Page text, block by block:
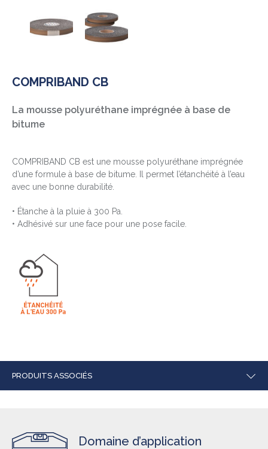
COMPRIBAND CB
La mousse polyuréthane imprégnée à base de
bitume
COMPRIBAND CB est une mousse polyuréthane imprégnée
d’une formule à base de bitume. Il permet l’étanchéité à l’eau
avec une bonne durabilité.
• Étanche à la pluie à 300 Pa.
• Adhésivé sur une face pour une pose facile.
PRODUITS ASSOCIÉS
Domaine d’application